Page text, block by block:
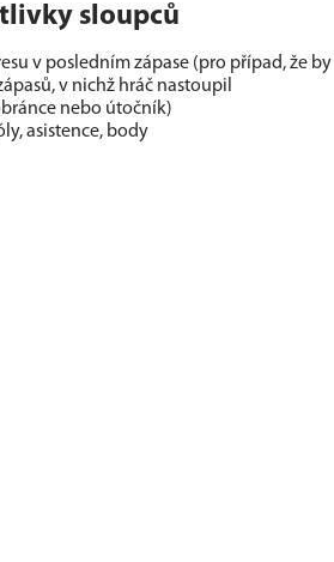
sloupců
v posledním zápase (pro případ, že
v nichž hráč nastoupil
nebo útočník)
asistence, body